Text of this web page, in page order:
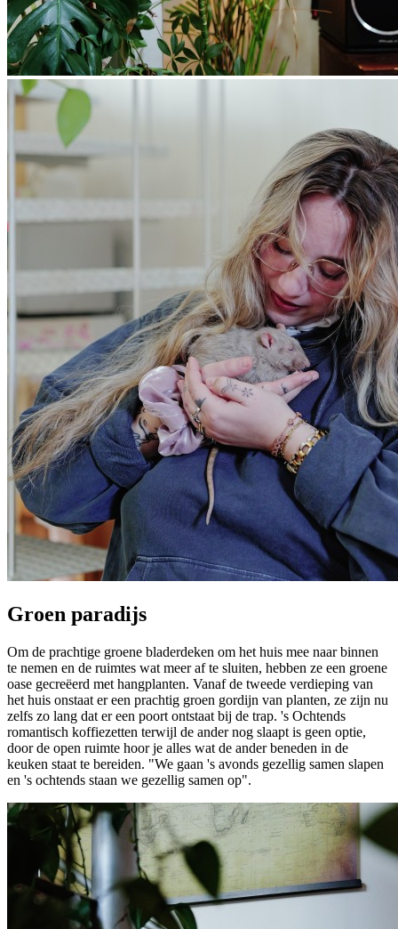
Groen paradijs
Om de prachtige groene bladerdeken om het huis mee naar binnen
te nemen en de ruimtes wat meer af te sluiten, hebben ze een groene
oase gecreëerd met hangplanten. Vanaf de tweede verdieping van
het huis onstaat er een prachtig groen gordijn van planten, ze zijn nu
zelfs zo lang dat er een poort ontstaat bij de trap. 's Ochtends
romantisch koffiezetten terwijl de ander nog slaapt is geen optie,
door de open ruimte hoor je alles wat de ander beneden in de
keuken staat te bereiden. "We gaan 's avonds gezellig samen slapen
en 's ochtends staan we gezellig samen op".